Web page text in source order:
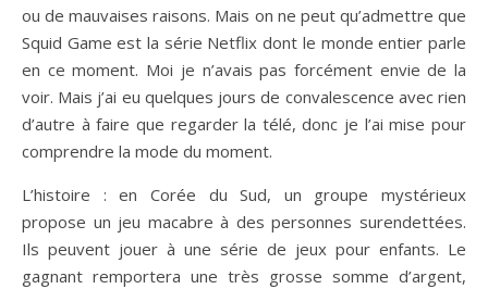
ou de mauvaises raisons. Mais on ne peut qu’admettre que
Squid Game est la série Netflix dont le monde entier parle
en ce moment. Moi je n’avais pas forcément envie de la
voir. Mais j’ai eu quelques jours de convalescence avec rien
d’autre à faire que regarder la télé, donc je l’ai mise pour
comprendre la mode du moment.
L’histoire : en Corée du Sud, un groupe mystérieux
propose un jeu macabre à des personnes surendettées.
Ils peuvent jouer à une série de jeux pour enfants. Le
gagnant remportera une très grosse somme d’argent,